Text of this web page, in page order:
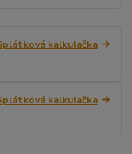
kalkulačka
kalkulačka